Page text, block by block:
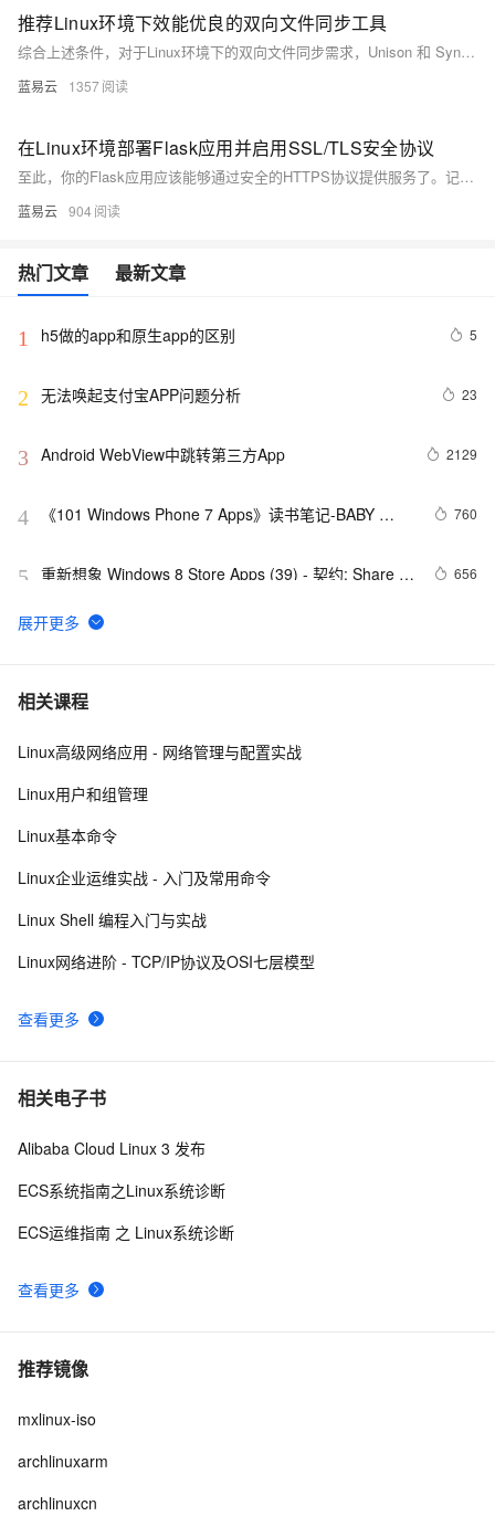
推荐Linux环境下效能优良的双向文件同步工具
综合上述条件，对于Linux环境下的双向文件同步需求，Unison 和 Syncthing 是两个非常出色的选择。它们都有良好的社区支持和文档资源，适用于不同规模的环境，从个人使用到商业部署。Unison 特别适合那些需要手动干预同步过程、需要处理文件冲突解决的场景。而 Syncthing 更加现代化，适合需要自动、实时的数据同步与备份的环境。对于选择哪一个，这将取决于个人的使用场景和具体需求。
蓝易云 1357
在Linux环境部署Flask应用并启用SSL/TLS安全协议
至此，你的Flask应用应该能够通过安全的HTTPS协议提供服务了。记得定期更新SSL证书，Certbot可以帮你自动更新证书。可以设定cronjob以实现这一点。
蓝易云 904
热门文章 最新文章
1 h5做的app和原生app的区别 5
2 无法唤起支付宝APP问题分析 23
3 Android WebView中跳转第三方App 2129
4
《101 Windows Phone 7 Apps》读书笔记-BABY
760
5 重新想象 Windows 8 Store Apps (39) - 契约: Share
656
6 基于java考研线上自习室 App 的设计与实现附完整代码
7 而桌面app向来是web前端开发开发人员下意识的避开方
8 《101 Windows Phone 7 Apps》读书笔记-
10 uni-app脚手架踩坑记（上）
相关课程
查看更多
Linux高级网络应用 - 网络管理与配置实战
Linux用户和组管理
Linux基本命令
Linux企业运维实战 - 入门及常用命令
Linux Shell 编程入门与实战
Linux网络进阶 - TCP/IP协议及OSI七层模型
相关电子书
查看更多
Alibaba Cloud Linux 3 发布
ECS系统指南之Linux系统诊断
ECS运维指南 之 Linux系统诊断
推荐镜像
mxlinux-iso
archlinuxarm
archlinuxcn